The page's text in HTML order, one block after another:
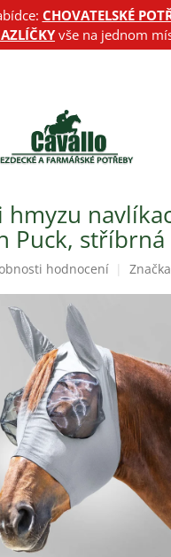
CHOVATELSKÉ
vše na jednom
hmyzu
Puck, stříbrná
hodnocení